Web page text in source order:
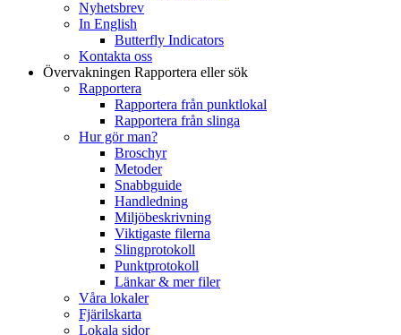
Nyhetsbrev
In English
Butterfly Indicators
Kontakta oss
Övervakningen Rapportera eller sök
Rapportera
Rapportera från punktlokal
Rapportera från slinga
Hur gör man?
Broschyr
Metoder
Snabbguide
Handledning
Miljöbeskrivning
Viktigaste filerna
Slingprotokoll
Punktprotokoll
Länkar & mer filer
Våra lokaler
Fjärilskarta
Lokala sidor